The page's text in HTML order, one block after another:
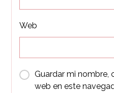
Web
Guardar mi nombre,
web en este